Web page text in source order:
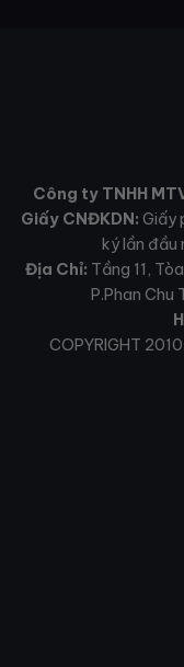
Công ty TNHH
Giấy CNĐKDN: Giấy
ký lần đầu
Địa Chỉ: Tầng 11,
P.Phan Chu
COPYRIGHT 2010